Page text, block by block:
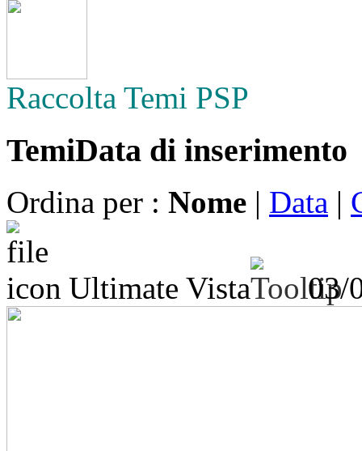
Raccolta Temi PSP
TemiData di inserimento
Ordina per : Nome | Data |
Ultimate Vista 03/